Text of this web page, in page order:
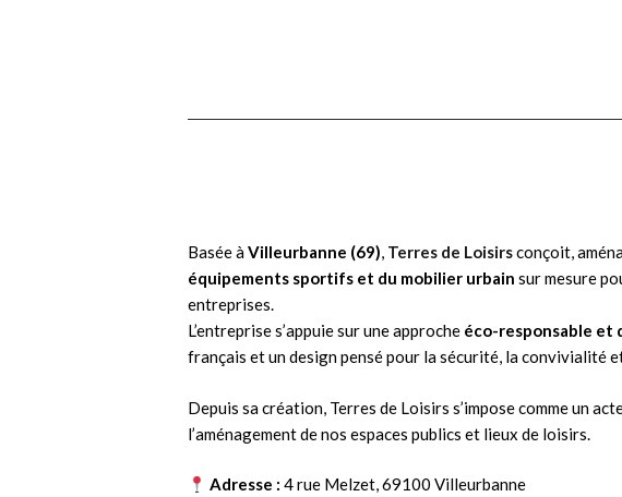
Basée àVilleurbanne (69), Terres de Loisirsconçoit,
équipements sportifs et du mobilier urbain sur mesure
entreprises.
L’entreprise s’appuie sur une approche éco-responsable et
français et un design pensé pour la sécurité, la convivialité
Depuis sa création, Terres de Loisirs s’impose comme un
l’aménagement de nos espaces publics et lieux de loisirs.
Adresse : 4 rue Melzet, 69100 Villeurbanne